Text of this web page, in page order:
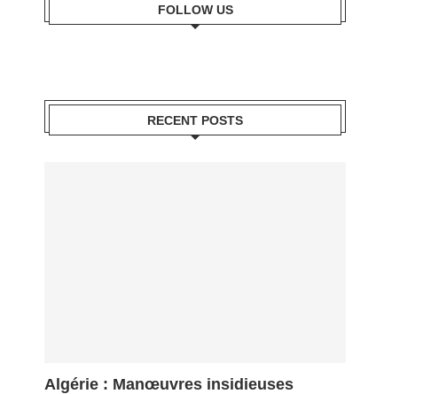
FOLLOW US
RECENT POSTS
Algérie : Manœuvres insidieuses